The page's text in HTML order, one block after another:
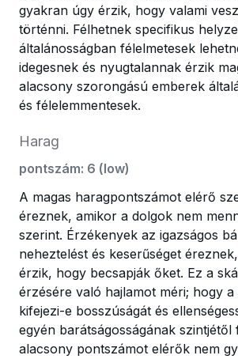
gyakran úgy érzik, hogy valami
történni. Félhetnek specifikus
általánosságban félelmetesek
idegesnek és nyugtalannak érzik
alacsony szorongású emberek
és félelemmentesek.
Harag
pontszám: 6 (low)
A magas haragpontszámot elérő
éreznek, amikor a dolgok nem
szerint. Érzékenyek az igazságos
neheztelést és keserűséget
érzik, hogy becsapják őket. Ez a
érzésére való hajlamot méri; hogy a
kifejezi-e bosszúságát és
egyén barátságosságának szintjétől
alacsony pontszámot elérők nem